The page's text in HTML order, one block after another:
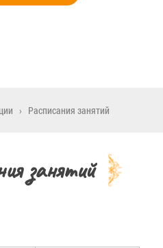
› Расписания занятий
занятий